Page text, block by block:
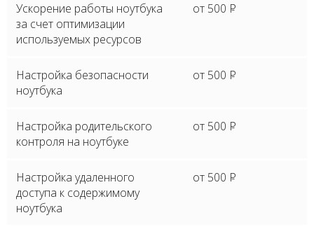
Ускорение работы ноутбука
за счет оптимизации
используемых ресурсов
от 500 P
Настройка безопасности
ноутбука
от 500 P
Настройка родительского
контроля на ноутбуке
от 500 P
Настройка удаленного
доступа к содержимому
ноутбука
от 500 P